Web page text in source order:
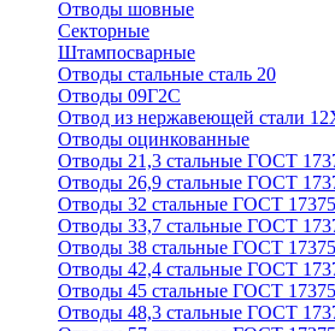
Отводы шовные
Секторные
Штампосварные
Отводы стальные сталь 20
Отводы 09Г2С
Отвод из нержавеющей стали
Отводы оцинкованные
Отводы 21,3 стальные ГОСТ
Отводы 26,9 стальные ГОСТ
Отводы 32 стальные ГОСТ 17375
Отводы 33,7 стальные ГОСТ
Отводы 38 стальные ГОСТ 17375
Отводы 42,4 стальные ГОСТ
Отводы 45 стальные ГОСТ 17375
Отводы 48,3 стальные ГОСТ